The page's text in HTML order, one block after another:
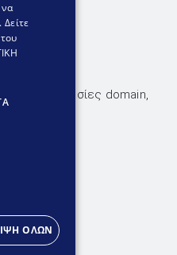
υπηρεσίες domain,
να
ΟΛΩΝ